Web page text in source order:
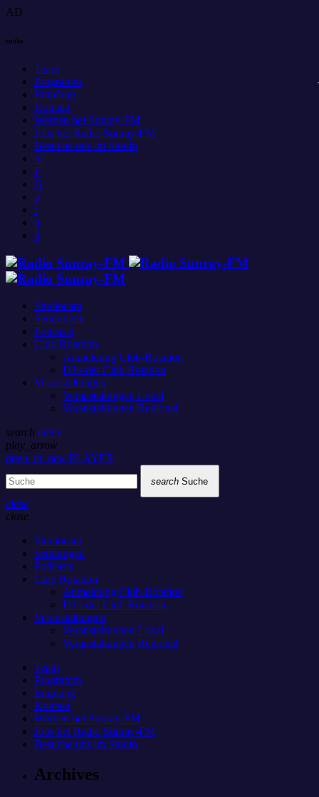
AD
radio
Team
Programm
Empfang
Kontakt
Werben bei Sunray-FM
Jobs bei Radio Sunray-FM
Besuche uns im Studio
Studiocam
Sendungen
Podcasts
Club Rotation
Anmeldung Club-Rotation
DJ’s der Club Rotation
Veranstaltungen
Veranstaltungen Lokal
Veranstaltungen Regional
search menu
play_arrow
open_in_new PLAYER
search Suche
close
close
Studiocam
Sendungen
Podcasts
Club Rotation
Anmeldung Club-Rotation
DJ’s der Club Rotation
Veranstaltungen
Veranstaltungen Lokal
Veranstaltungen Regional
Team
Programm
Empfang
Kontakt
Werben bei Sunray-FM
Jobs bei Radio Sunray-FM
Besuche uns im Studio
Archives